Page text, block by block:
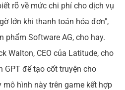
rõ về mức chi phí cho dịch vụ
lớn khi thanh toán hóa đơn",
phẩm Software AG, cho hay.
Walton, CEO của Latitude, cho
GPT để tạo cốt truyện cho
mô hình này trên game kết hợp